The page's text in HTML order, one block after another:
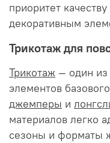
приоритет
декоративным
Трикотаж для
Трикотаж — один
элементов
джемперы и
материалов легко
сезоны и форматы